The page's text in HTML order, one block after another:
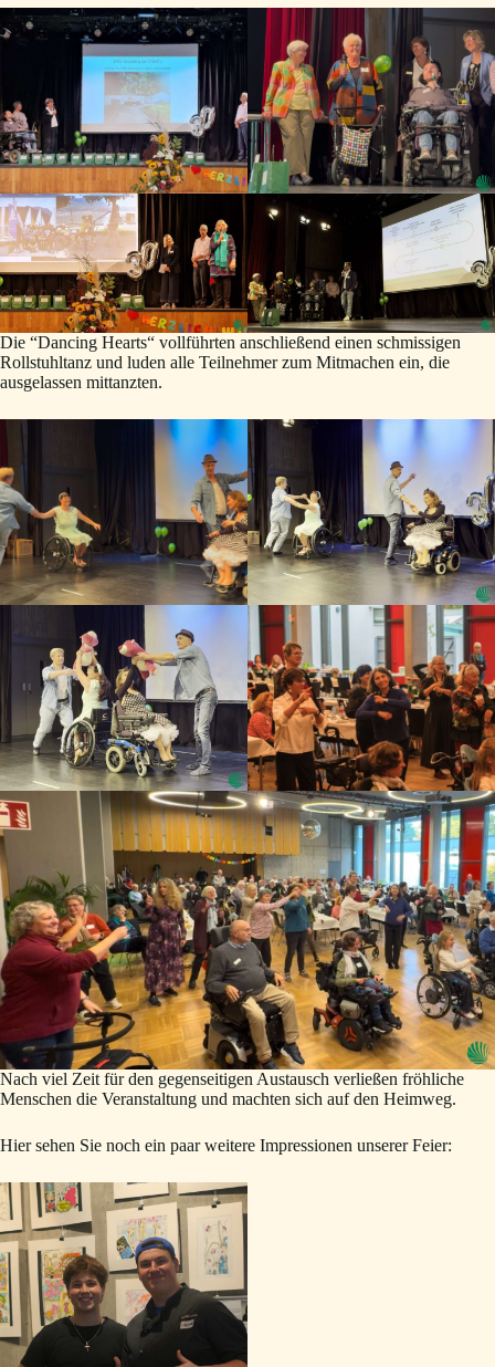
Die “Dancing Hearts“ vollführten anschließend einen schmissigen
Rollstuhltanz und luden alle Teilnehmer zum Mitmachen ein, die
ausgelassen mittanzten.
Nach viel Zeit für den gegenseitigen Austausch verließen fröhliche
Menschen die Veranstaltung und machten sich auf den Heimweg.
Hier sehen Sie noch ein paar weitere Impressionen unserer Feier: